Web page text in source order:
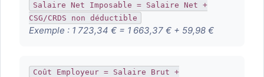
Salaire Net Imposable = Salaire Net +
CSG/CRDS non déductible
Exemple : 1 723,34 € = 1 663,37 € + 59,98 €
Coût Employeur = Salaire Brut +